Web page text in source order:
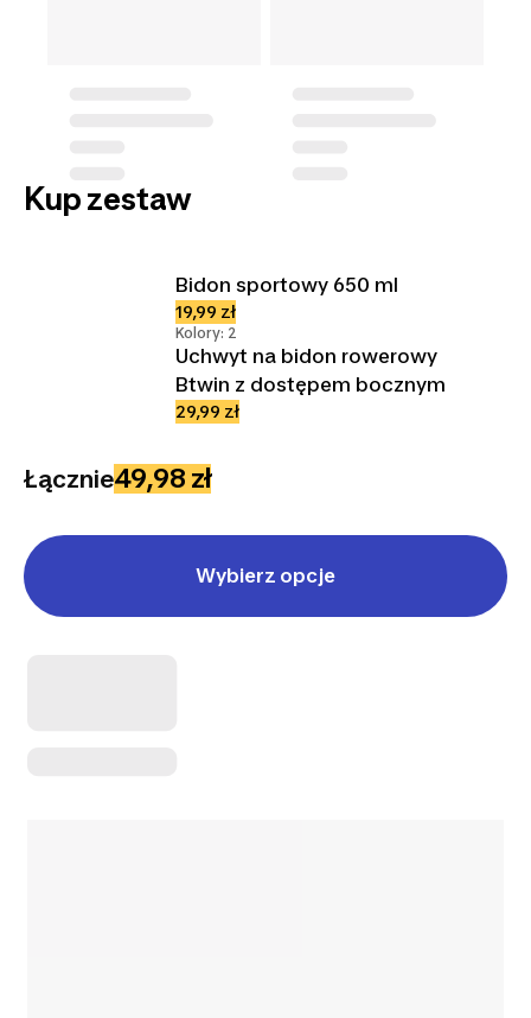
Kup zestaw
Bidon sportowy 650 ml
19,99 zł
Kolory: 2
Uchwyt na bidon rowerowy
Btwin z dostępem bocznym
29,99 zł
Łącznie49,98 zł
Wybierz opcje